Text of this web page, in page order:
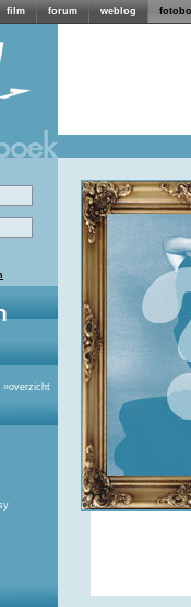
film forum weblog
»overzicht